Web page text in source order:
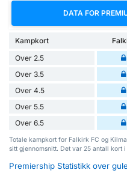
DATA FOR
Kampkort
Over 2.5
Over 3.5
Over 4.5
Over 5.5
Over 6.5
Totale kampkort for Falkirk FC og
sitt gjennomsnitt. Det var 25 antall kort
Premiership Statistikk over